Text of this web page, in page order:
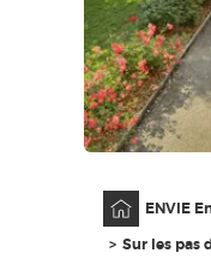
MA SÉLECTION
FR
ENVIE
Sur les pas